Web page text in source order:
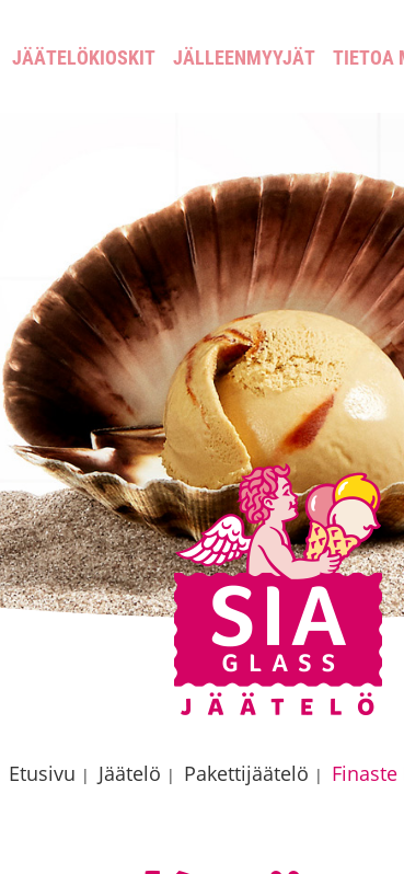
JÄÄTELÖKIOSKIT JÄLLEENMYYJÄT TIETOA
Etusivu | Jäätelö | Pakettijäätelö | Finaste